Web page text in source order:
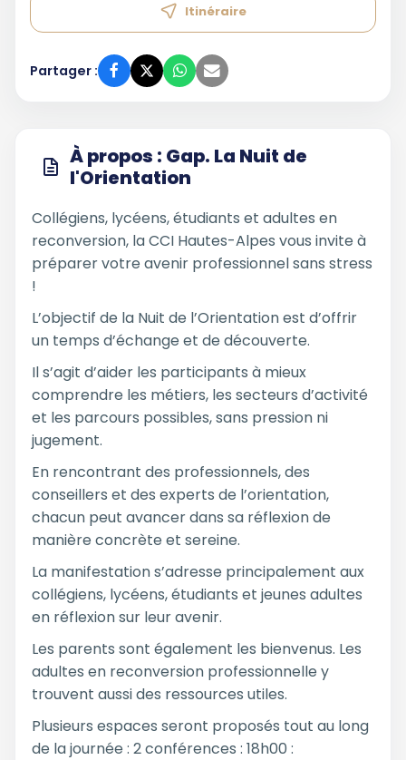
Itinéraire
Partager :
À propos : Gap. La Nuit de
l'Orientation
Collégiens, lycéens, étudiants et adultes en
reconversion, la CCI Hautes-Alpes vous invite à
préparer votre avenir professionnel sans stress
!
L’objectif de la Nuit de l’Orientation est d’offrir
un temps d’échange et de découverte.
Il s’agit d’aider les participants à mieux
comprendre les métiers, les secteurs d’activité
et les parcours possibles, sans pression ni
jugement.
En rencontrant des professionnels, des
conseillers et des experts de l’orientation,
chacun peut avancer dans sa réflexion de
manière concrète et sereine.
La manifestation s’adresse principalement aux
collégiens, lycéens, étudiants et jeunes adultes
en réflexion sur leur avenir.
Les parents sont également les bienvenus. Les
adultes en reconversion professionnelle y
trouvent aussi des ressources utiles.
Plusieurs espaces seront proposés tout au long
de la journée : 2 conférences : 18h00 :